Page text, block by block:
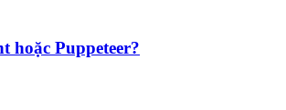
hoặc Puppeteer?